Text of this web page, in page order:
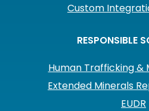
Custom
RESPONSIBLE
Human Trafficking &
Extended Minerals
EUDR